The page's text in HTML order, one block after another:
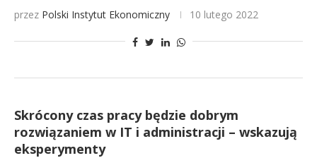
przez Polski Instytut Ekonomiczny 10 lutego 2022
Skrócony czas pracy będzie dobrym
rozwiązaniem w IT i administracji – wskazują
eksperymenty